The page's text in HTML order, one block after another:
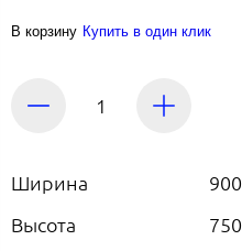
В корзину Купить в один клик
Ширина
900
Высота
750